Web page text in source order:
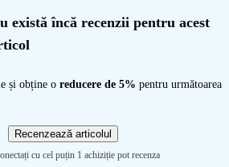
există încă recenzii pentru acest
și obține o reducere de 5% pentru următoarea
Recenzează articolul
cu cel puțin 1 achiziție pot recenza